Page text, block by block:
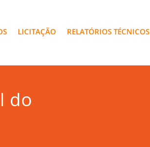
LICITAÇÃO RELATÓRIOS TÉCNICOS
do